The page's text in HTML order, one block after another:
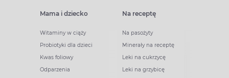
Mama i dziecko
Witaminy w ciąży
Probiotyki dla dzieci
Kwas foliowy
Odparzenia
Na receptę
Na pasożyty
Minerały na receptę
Leki na cukrzycę
Leki na grzybicę